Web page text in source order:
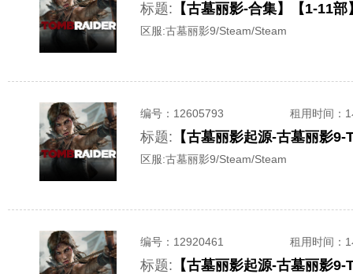
标题: 【古墓丽影-合集】【1-11
区服:古墓丽影9/Steam/Steam
编号： 12605793 租用时间 ：
标题: 【古墓丽影起源-古墓丽影
区服:古墓丽影9/Steam/Steam
编号： 12920461 租用时间 ：
标题: 【古墓丽影起源-古墓丽影